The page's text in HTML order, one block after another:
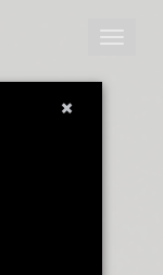
Toggle
×